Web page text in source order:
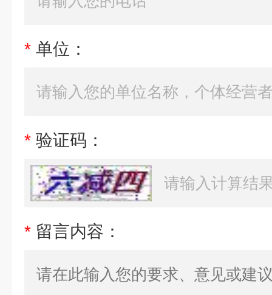
* 单位：
* 验证码：
* 留言内容：